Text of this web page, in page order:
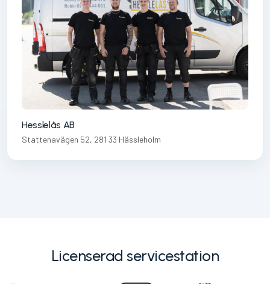
Hesslelås AB
Stattenavägen 52, 281 33 Hässleholm
Licenserad servicestation